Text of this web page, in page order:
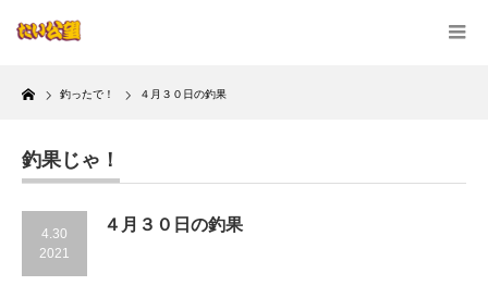
Home
釣ったで！ ４月３０日の釣果
釣果じゃ！
4.30
2021
４月３０日の釣果